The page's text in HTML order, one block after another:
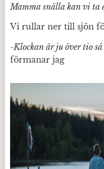
Mamma snälla kan vi ta
Vi rullar ner till sjön
-Klockan är ju över tio
förmanar jag